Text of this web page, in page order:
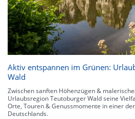
Aktiv entspannen im Grünen:
Wald
Zwischen sanften Höhenzügen &
Urlaubsregion Teutoburger Wald seine
Orte, Touren & Genussmomente in einer
Deutschlands.